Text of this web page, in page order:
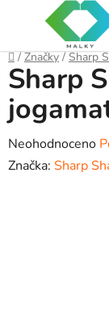
Domů
/ Značky / Sharp
Sharp
Průměrné
hodnocení
Neohodnoceno
Značka: Sharp